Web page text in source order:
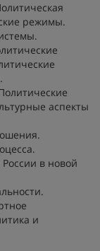
режимы.
аспекты
в новой
и